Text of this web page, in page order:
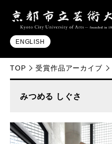
ENGLISH
TOP 受賞作品アーカイブ
みつめる しぐさ